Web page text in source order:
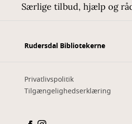
Særlige tilbud, hjælp og
Rudersdal Bibliotekerne
Privatlivspolitik
Tilgængelighedserklæring